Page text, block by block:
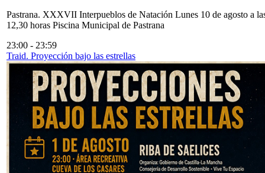
Pastrana. XXXVII Interpueblos de Natación Lunes 10 de agosto a
12,30 horas Piscina Municipal de Pastrana
23:00 - 23:59
Traid. Proyección bajo las estrellas